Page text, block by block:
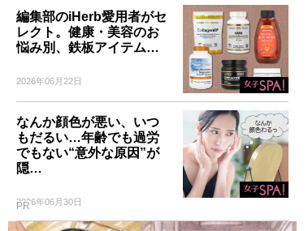
編集部のiHerb愛用者がセ
レクト。健康・美容のお
悩み別、鉄板アイテム…
2026年06月22日
なんか顔色が悪い、いつ
もだるい…年齢でも過労
でもない“意外な原因”が
隠…
2026年06月30日
PR